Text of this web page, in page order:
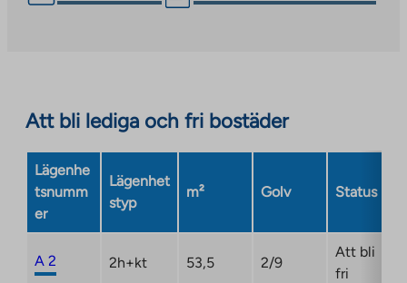
link
external
opens
a
tab
Att bli lediga och fri bostäder
Lägenhe
tsnumm
er
Lägenhet
styp
m² Golv Status
A 2 2h+kt 53,5 2/9
Att bli
fri